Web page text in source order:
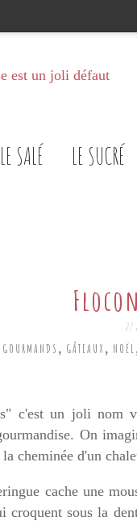
LE SALÉ LE SUCRÉ
27
, GÂTEAUX , NOËL
c'est un joli nom
On
cheminée d'un
cache une
croquent sous la